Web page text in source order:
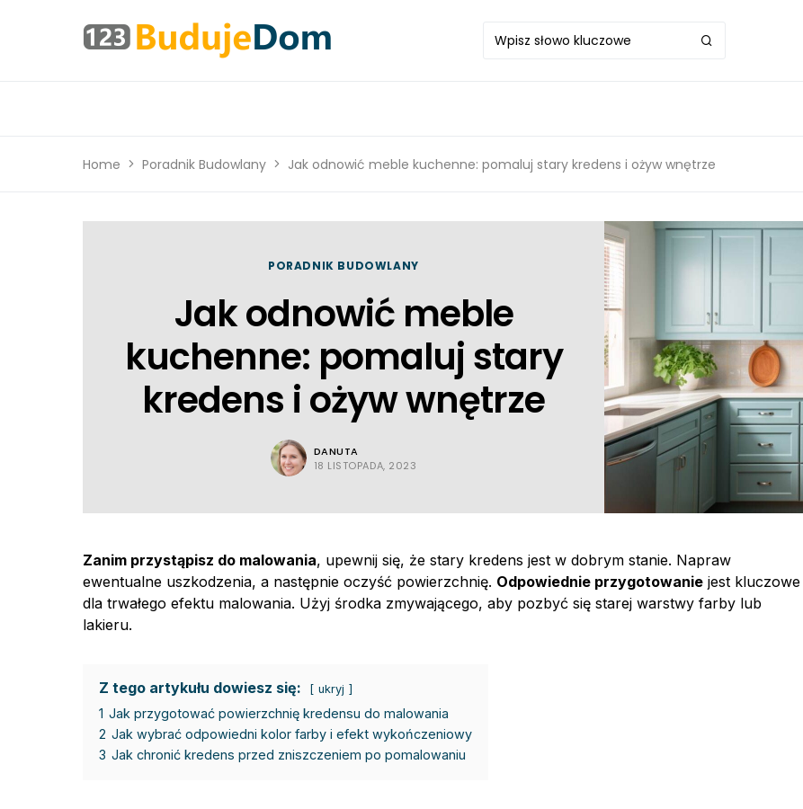
Home Poradnik Budowlany Jak odnowić meble kuchenne: pomaluj stary kredens i ożyw wnętrze
PORADNIK BUDOWLANY
Jak odnowić meble
kuchenne: pomaluj stary
kredens i ożyw wnętrze
DANUTA
18 LISTOPADA, 2023
Zanim przystąpisz do malowania, upewnij się, że stary kredens jest w dobrym stanie. Napraw
ewentualne uszkodzenia, a następnie oczyść powierzchnię. Odpowiednie przygotowanie jest kluczowe
dla trwałego efektu malowania. Użyj środka zmywającego, aby pozbyć się starej warstwy farby lub
lakieru.
Z tego artykułu dowiesz się: ukryj
1 Jak przygotować powierzchnię kredensu do malowania
2 Jak wybrać odpowiedni kolor farby i efekt wykończeniowy
3 Jak chronić kredens przed zniszczeniem po pomalowaniu